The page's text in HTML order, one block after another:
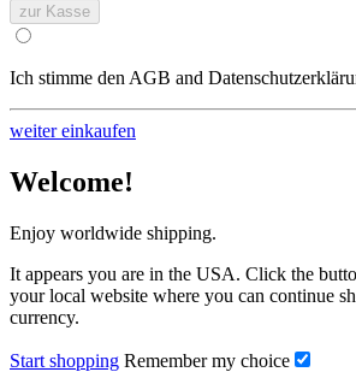
zur Kasse
Ich stimme den AGB and
weiter einkaufen
Welcome!
Enjoy worldwide shipping.
It appears you are in the USA. Click the
your local website where you can continue
currency.
Start shopping Remember my choice